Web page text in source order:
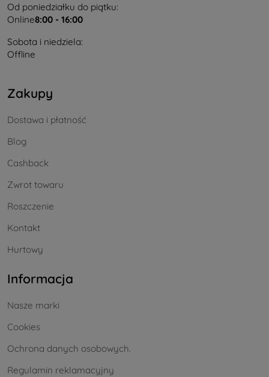
Od poniedziałku do piątku:
Online8:00 - 16:00
Sobota i niedziela:
Offline
Zakupy
Dostawa i płatność
Blog
Cashback
Zwrot towaru
Roszczenie
Kontakt
Hurtowy
Informacja
Nasze marki
Cookies
Ochrona danych osobowych.
Regulamin reklamacyjny